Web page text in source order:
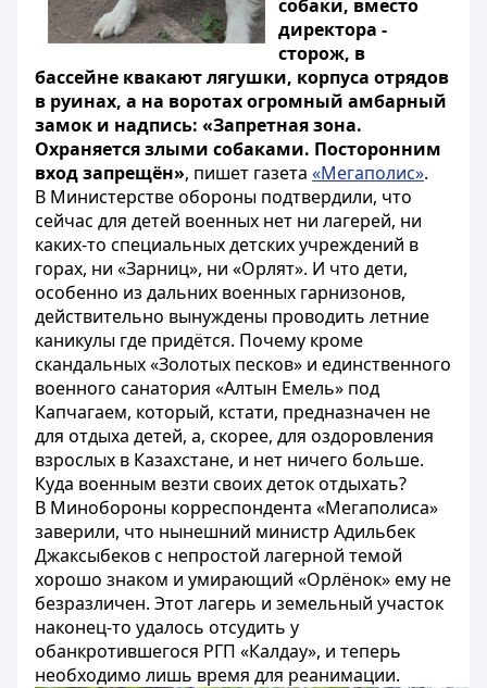
собаки, вместо
директора -
сторож, в
бассейне квакают лягушки, корпуса отрядов
в руинах, а на воротах огромный амбарный
замок и надпись: «Запретная зона.
Охраняется злыми собаками. Посторонним
вход запрещён», пишет газета «Мегаполис».
В Министерстве обороны подтвердили, что
сейчас для детей военных нет ни лагерей, ни
каких-то специальных детских учреждений в
горах, ни «Зарниц», ни «Орлят». И что дети,
особенно из дальних военных гарнизонов,
действительно вынуждены проводить летние
каникулы где придётся. Почему кроме
скандальных «Золотых песков» и единственного
военного санатория «Алтын Емель» под
Капчагаем, который, кстати, предназначен не
для отдыха детей, а, скорее, для оздоровления
взрослых в Казахстане, и нет ничего больше.
Куда военным везти своих деток отдыхать?
В Минобороны корреспондента «Мегаполиса»
заверили, что нынешний министр Адильбек
Джаксыбеков с непростой лагерной темой
хорошо знаком и умирающий «Орлёнок» ему не
безразличен. Этот лагерь и земельный участок
наконец-то удалось отсудить у
обанкротившегося РГП «Калдау», и теперь
необходимо лишь время для реанимации.